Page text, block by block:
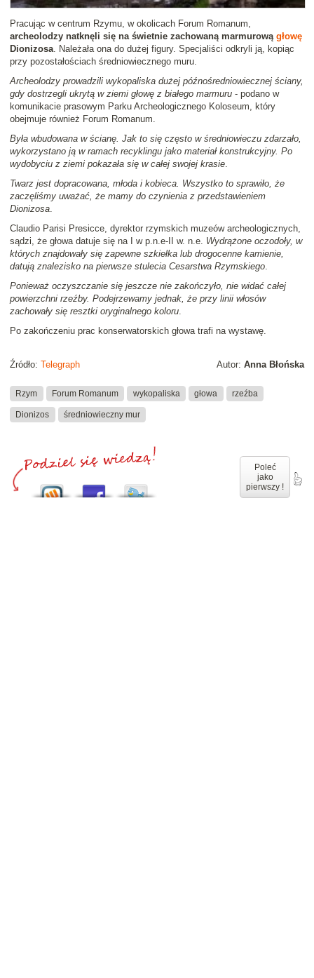
Pracując w centrum Rzymu, w okolicach Forum Romanum,
archeolodzy natknęli się na świetnie zachowaną marmurową głowę
Dionizosa. Należała ona do dużej figury. Specjaliści odkryli ją, kopiąc
przy pozostałościach średniowiecznego muru.
Archeolodzy prowadzili wykopaliska dużej późnośredniowiecznej ściany,
gdy dostrzegli ukrytą w ziemi głowę z białego marmuru - podano w
komunikacie prasowym Parku Archeologicznego Koloseum, który
obejmuje również Forum Romanum.
Była wbudowana w ścianę. Jak to się często w średniowieczu zdarzało,
wykorzystano ją w ramach recyklingu jako materiał konstrukcyjny. Po
wydobyciu z ziemi pokazała się w całej swojej krasie.
Twarz jest dopracowana, młoda i kobieca. Wszystko to sprawiło, że
zaczęliśmy uważać, że mamy do czynienia z przedstawieniem
Dionizosa.
Claudio Parisi Presicce, dyrektor rzymskich muzeów archeologicznych,
sądzi, że głowa datuje się na I w p.n.e-II w. n.e. Wydrążone oczodoły, w
których znajdowały się zapewne szkiełka lub drogocenne kamienie,
datują znalezisko na pierwsze stulecia Cesarstwa Rzymskiego.
Ponieważ oczyszczanie się jeszcze nie zakończyło, nie widać całej
powierzchni rzeźby. Podejrzewamy jednak, że przy linii włosów
zachowały się resztki oryginalnego koloru.
Po zakończeniu prac konserwatorskich głowa trafi na wystawę.
Autor: Anna Błońska
Źródło: Telegraph
Rzym Forum Romanum wykopaliska głowa rzeźba
Dionizos średniowieczny mur
Poleć
jako
pierwszy !